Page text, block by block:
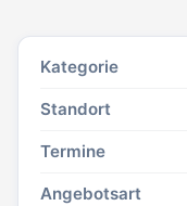
Kategorie
Standort
Termine
Angebotsart